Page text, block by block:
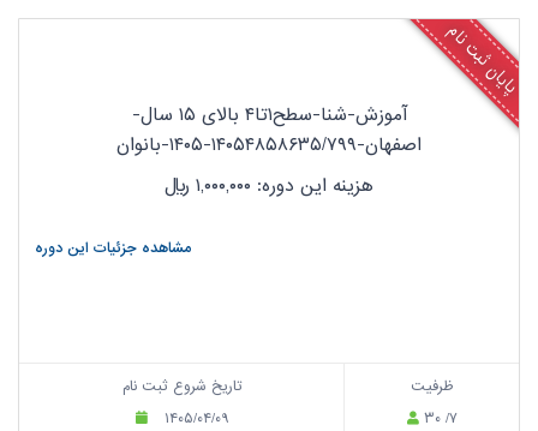
پایان ثبت نام
آموزش-شنا-سطح۱تا۴ بالای ۱۵ سال-
اصفهان-۱۴۰۵۴۸۵۸۶۳۵/۷۹۹-۱۴۰۵-بانوان
هزینه این دوره: ۱,۰۰۰,۰۰۰
ریال
مشاهده جزئیات این دوره
تاریخ شروع ثبت نام
۱۴۰۵/۰۴/۰۹
ظرفیت
۳۰ /۷